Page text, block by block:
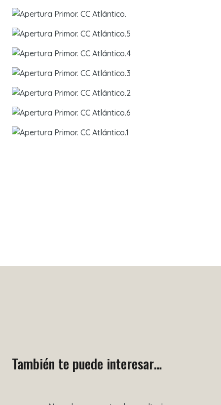
También te puede interesar…